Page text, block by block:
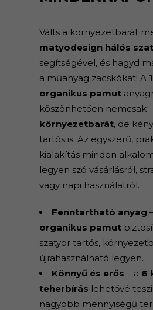
Válts a környezetbarát
matyodesign hálós
segítségével, és hagyd
a műanyag zacskókat! A
organikus pamut
köszönhetően nemcsak
környezetbarát, de
tartós is. Az egyszerű,
kialakítás minden
legyen szó vásárlásról,
vagy napi használatról.
Fenntartható anyag
organikus pamut
szatyor tartós,
újrahasználható legyen.
Könnyű és erős – a 6
teherbírás lehetővé
nagyobb mennyiségű